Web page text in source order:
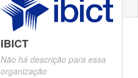
IBICT
Não há descrição para essa
organização